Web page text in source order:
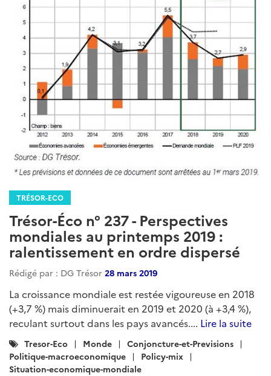
TRÉSOR-ECO
Trésor-Éco n° 237 - Perspectives
mondiales au printemps 2019 :
ralentissement en ordre dispersé
Rédigé par : DG Trésor 28 mars 2019
La croissance mondiale est restée vigoureuse en 2018
(+3,7 %) mais diminuerait en 2019 et 2020 (à +3,4 %),
reculant surtout dans les pays avancés.... Lire la suite
Catégories
:
Tresor-Eco Monde
Conjoncture-et-Previsions
Politique-macroeconomique
Policy-mix
Situation-economique-mondiale